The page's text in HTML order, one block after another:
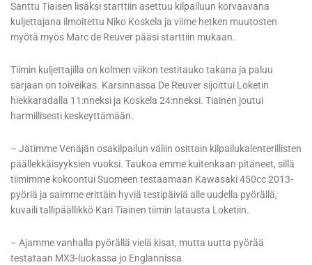
Santtu Tiaisen lisäksi starttiin asettuu kilpailuun korvaavana
kuljettajana ilmoitettu Niko Koskela ja viime hetken muutosten
myötä myös Marc de Reuver pääsi starttiin mukaan.
Tiimin kuljettajilla on kolmen viikon testitauko takana ja paluu
sarjaan on toiveikas. Karsinnassa De Reuver sijoittui Loketin
hiekkaradalla 11:nneksi ja Koskela 24:nneksi. Tiainen joutui
harmillisesti keskeyttämään.
– Jätimme Venäjän osakilpailun väliin osittain kilpailukalenterillisten
päällekkäisyyksien vuoksi. Taukoa emme kuitenkaan pitäneet, sillä
tiimimme kokoontui Suomeen testaamaan Kawasaki 450cc 2013-
pyöriä ja saimme erittäin hyviä testipäiviä alle uudella pyörällä,
kuvaili tallipäällikkö Kari Tiainen tiimin latausta Loketiin.
– Ajamme vanhalla pyörällä vielä kisat, mutta uutta pyörää
testataan MX3-luokassa jo Englannissa.